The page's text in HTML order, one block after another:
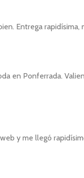
Entrega
en Ponferrada.
y me llegó